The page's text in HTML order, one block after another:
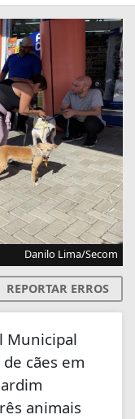
Danilo Lima/Secom
REPORTAR ERROS
Municipal
cães em
animais